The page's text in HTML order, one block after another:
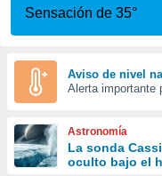
calidad.
a este
las
y
forma
digital
basada
Sensación de 35°
Aviso de nivel
Alerta importante
Astronomía
La sonda
oculto bajo el